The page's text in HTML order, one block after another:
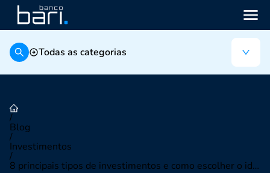
Todas as categorias
/
Blog
/
Investimentos
/
8 principais tipos de investimentos e como escolher o ideal para você